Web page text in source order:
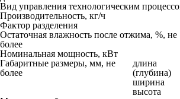
Вид управления технологическим
Производительность, кг/ч
Фактор разделения
Остаточная влажность после отжима, %, не
более
Номинальная мощность, кВт
Габаритные размеры, мм, не
более
длина
(глубина)
ширина
высота